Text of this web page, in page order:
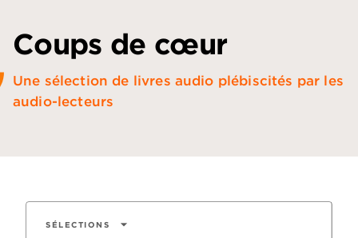
Coups de cœur
Une sélection de livres audio plébiscités par les
audio-lecteurs
SÉLECTIONS arrow_drop_down